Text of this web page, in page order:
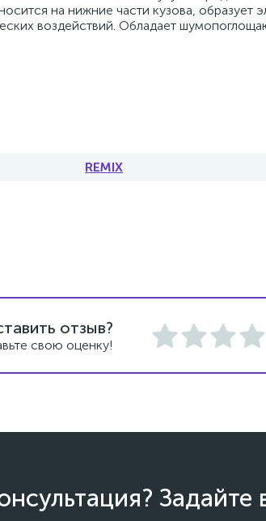
на нижние части кузова, образует
воздействий. Обладает
REMIX
отзыв?
свою оценку!
Задайте